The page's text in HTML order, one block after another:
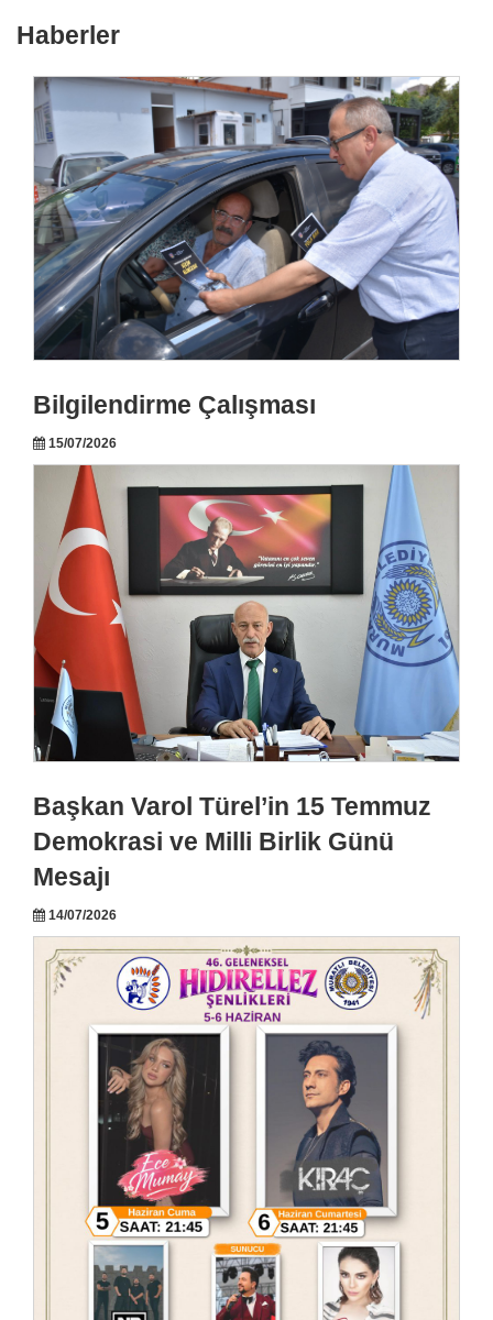
Haberler
Bilgilendirme Çalışması
15/07/2026
Başkan Varol Türel’in 15 Temmuz
Demokrasi ve Milli Birlik Günü
Mesajı
14/07/2026